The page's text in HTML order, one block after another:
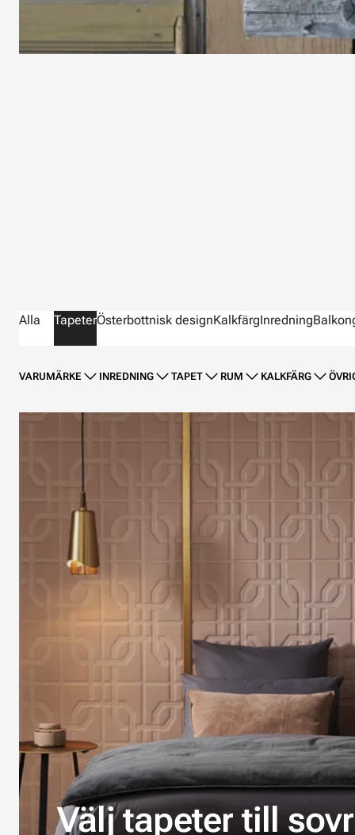
Alla TapeterÖsterbottnisk designKalkfärgInredning
VARUMÄRKE INREDNING TAPET RUM KALKFÄRG
Välj tapeter till